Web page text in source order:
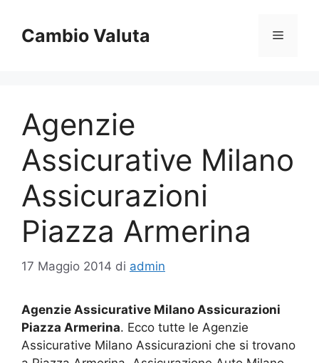
contenuto
Cambio Valuta Menu
Agenzie
Assicurative Milano
Assicurazioni
Piazza Armerina
17 Maggio 2014 di admin
Agenzie Assicurative Milano Assicurazioni
Piazza Armerina. Ecco tutte le Agenzie
Assicurative Milano Assicurazioni che si trovano